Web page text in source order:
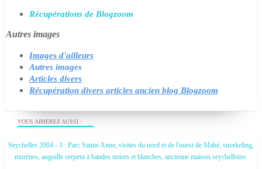
VOUS AIMEREZ AUSSI :
Seychelles 2004 - 3 : Parc Sainte Anne, visites du nord et de l'ouest de Mahé, snorkeling,
murènes, anguille serpent à bandes noires et blanches, ancienne maison seychelloise.
Récupérations de Blogzoom
Autres images
Images d'ailleurs
Autres images
Articles divers
Récupération divers articles ancien blog Blogzoom